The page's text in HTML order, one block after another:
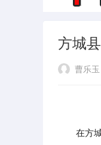
方城
曹乐玉
在方城